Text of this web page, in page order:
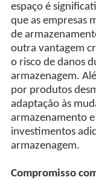
espaço é
que as empresas
de
outra vantagem
o risco de danos
armazenagem.
por produtos
adaptação às
armazenamento
investimentos
armazenagem.
Compromisso